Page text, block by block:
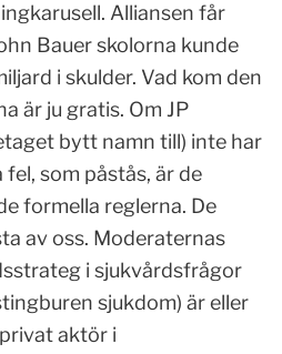
Alliansen får
Bauer skolorna kunde
i skulder. Vad kom den
är ju gratis. Om JP
bytt namn till) inte har
som påstås, är de
formella reglerna. De
av oss. Moderaternas
i sjukvårdsfrågor
sjukdom) är eller
aktör i